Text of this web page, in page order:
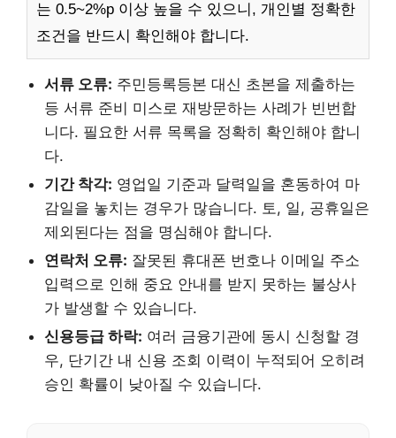
는 0.5~2%p 이상 높을 수 있으니, 개인별 정확한
조건을 반드시 확인해야 합니다.
서류 오류: 주민등록등본 대신 초본을 제출하는
등 서류 준비 미스로 재방문하는 사례가 빈번합
니다. 필요한 서류 목록을 정확히 확인해야 합니
다.
기간 착각: 영업일 기준과 달력일을 혼동하여 마
감일을 놓치는 경우가 많습니다. 토, 일, 공휴일은
제외된다는 점을 명심해야 합니다.
연락처 오류: 잘못된 휴대폰 번호나 이메일 주소
입력으로 인해 중요 안내를 받지 못하는 불상사
가 발생할 수 있습니다.
신용등급 하락: 여러 금융기관에 동시 신청할 경
우, 단기간 내 신용 조회 이력이 누적되어 오히려
승인 확률이 낮아질 수 있습니다.